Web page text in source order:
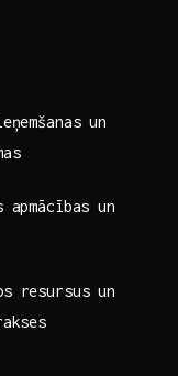
un
un⁤
resursus⁢ un